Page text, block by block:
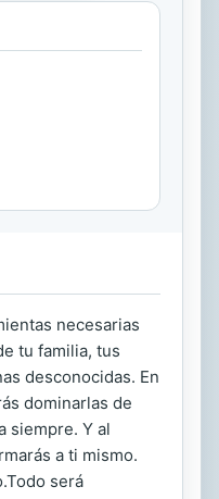
necesarias
tu familia, tus
desconocidas. En
dominarlas de
siempre. Y al
a ti mismo.
será